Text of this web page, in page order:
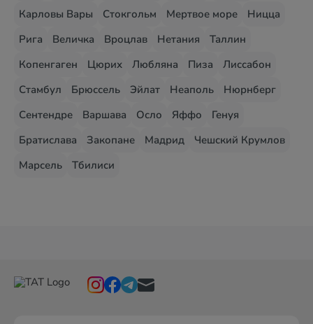
Карловы Вары
Стокгольм Мертвое море
Ницца
Рига
Величка Вроцлав Нетания
Таллин
Копенгаген
Цюрих Любляна Пиза
Лиссабон
Стамбул
Брюссель Эйлат Неаполь
Нюрнберг
Сентендре
Варшава Осло Яффо
Генуя
Братислава
Закопане Мадрид
Чешский Крумлов
Марсель
Тбилиси